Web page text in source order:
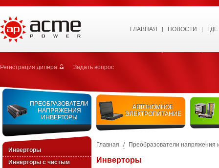
ГЛАВНАЯ НОВОСТИ
Регистрация дилера Задать вопрос
ПРЕОБРАЗОВАТЕЛИ
НАПРЯЖЕНИЯ
ИНВЕРТОРЫ
АВТОНОМНОЕ
ЭЛЕКТРОПИТАНИЕ
Инверторы
Инверторы с чистым
Главная / Преобразователи напряжения
Инверторы